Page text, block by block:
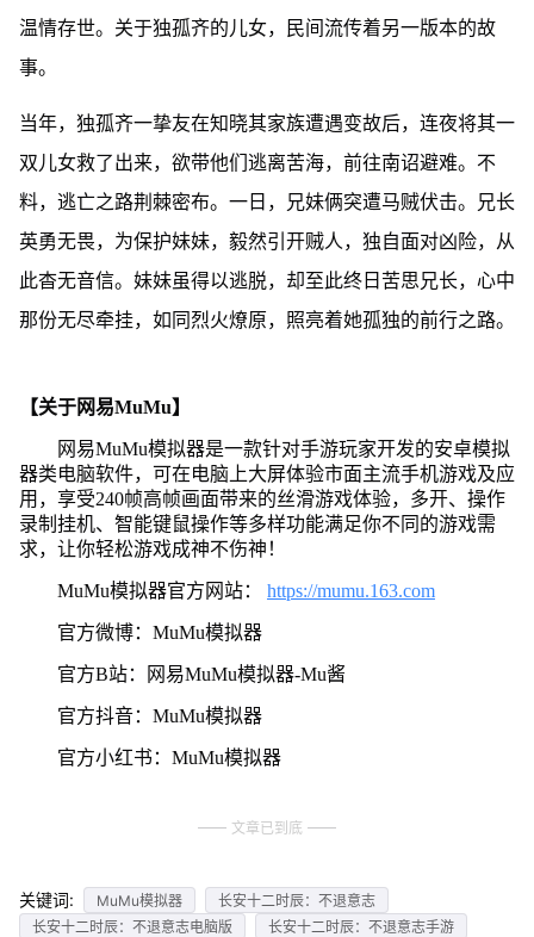
温情存世。关于独孤齐的儿女，民间流传着另一版本的故
事。
当年，独孤齐一挚友在知晓其家族遭遇变故后，连夜将其一
双儿女救了出来，欲带他们逃离苦海，前往南诏避难。不
料，逃亡之路荆棘密布。一日，兄妹俩突遭马贼伏击。兄长
英勇无畏，为保护妹妹，毅然引开贼人，独自面对凶险，从
此杳无音信。妹妹虽得以逃脱，却至此终日苦思兄长，心中
那份无尽牵挂，如同烈火燎原，照亮着她孤独的前行之路。
【关于网易MuMu】
网易MuMu模拟器是一款针对手游玩家开发的安卓模拟
器类电脑软件，可在电脑上大屏体验市面主流手机游戏及应
用，享受240帧高帧画面带来的丝滑游戏体验，多开、操作
录制挂机、智能键鼠操作等多样功能满足你不同的游戏需
求，让你轻松游戏成神不伤神！
MuMu模拟器官方网站： https://mumu.163.com
官方微博：MuMu模拟器
官方B站：网易MuMu模拟器-Mu酱
官方抖音：MuMu模拟器
官方小红书：MuMu模拟器
文章已到底
关键词: MuMu模拟器
长安十二时辰：不退意志
长安十二时辰：不退意志电脑版
长安十二时辰：不退意志手游